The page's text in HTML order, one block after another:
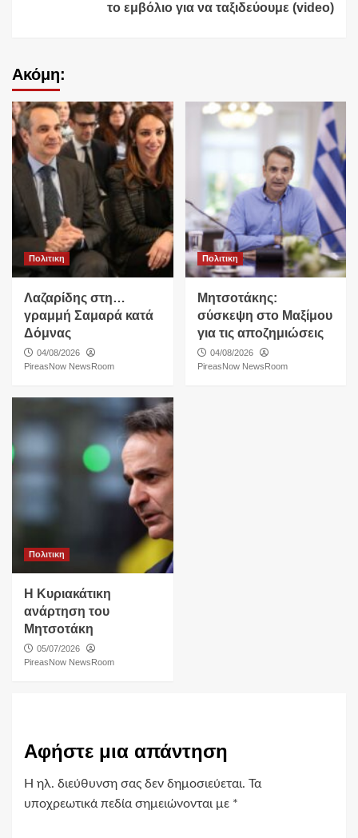
το εμβόλιο για να ταξιδεύουμε (video)
Ακόμη:
Πολιτικη
Λαζαρίδης στη…
γραμμή Σαμαρά κατά
Δόμνας
04/08/2026
PireasNow NewsRoom
Πολιτικη
Μητσοτάκης:
σύσκεψη στο Μαξίμου
για τις αποζημιώσεις
04/08/2026
PireasNow NewsRoom
Πολιτικη
Η Κυριακάτικη
ανάρτηση του
Μητσοτάκη
05/07/2026
PireasNow NewsRoom
Αφήστε μια απάντηση
Η ηλ. διεύθυνση σας δεν δημοσιεύεται. Τα
υποχρεωτικά πεδία σημειώνονται με *